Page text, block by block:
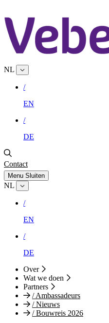
NL
/
EN
/
DE
Contact
Menu Sluiten
NL
/
EN
/
DE
Over
Wat we doen
Partners
/Ambassadeurs
/Nieuws
/Bouwreis 2026